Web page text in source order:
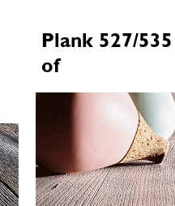
Plank 527/
of